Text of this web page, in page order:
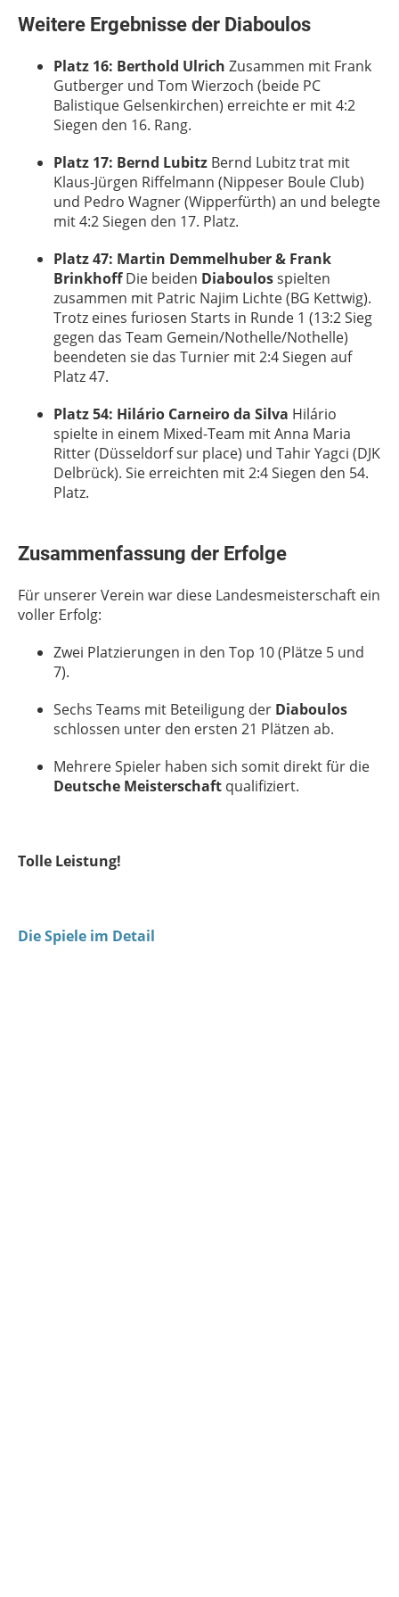
Weitere Ergebnisse der Diaboulos
Platz 16: Berthold Ulrich Zusammen mit Frank
Gutberger und Tom Wierzoch (beide PC
Balistique Gelsenkirchen) erreichte er mit 4:2
Siegen den 16. Rang.
Platz 17: Bernd Lubitz Bernd Lubitz trat mit
Klaus-Jürgen Riffelmann (Nippeser Boule Club)
und Pedro Wagner (Wipperfürth) an und belegte
mit 4:2 Siegen den 17. Platz.
Platz 47: Martin Demmelhuber & Frank
BrinkhoffDie beiden Diaboulosspielten
zusammen mit Patric Najim Lichte (BG Kettwig).
Trotz eines furiosen Starts in Runde 1 (13:2 Sieg
gegen das Team Gemein/Nothelle/Nothelle)
beendeten sie das Turnier mit 2:4 Siegen auf
Platz 47.
Platz 54: Hilário Carneiro da Silva Hilário
spielte in einem Mixed-Team mit Anna Maria
Ritter (Düsseldorf sur place) und Tahir Yagci (DJK
Delbrück). Sie erreichten mit 2:4 Siegen den 54.
Platz.
Zusammenfassung der Erfolge
Für unserer Verein war diese Landesmeisterschaft ein
voller Erfolg:
Zwei Platzierungen in den Top 10 (Plätze 5 und
7).
Sechs Teams mit Beteiligung der Diaboulos
schlossen unter den ersten 21 Plätzen ab.
Mehrere Spieler haben sich somit direkt für die
Deutsche Meisterschaft qualifiziert.
Tolle Leistung!
Die Spiele im Detail